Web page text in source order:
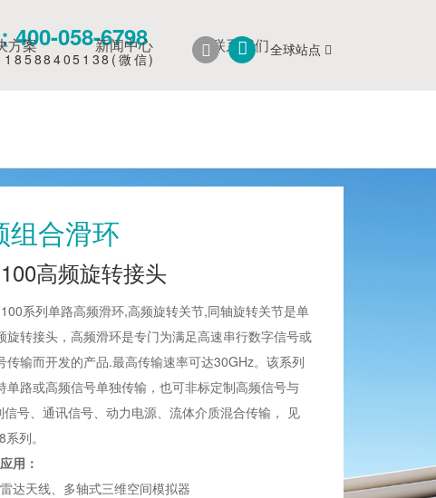
方案 新闻中心 联系我们
400-058-6798
18588405138(微信)
全球站点
组合滑环
高频旋转接头
系列单路高频滑环,高频旋转关节,同轴旋转关节是单
旋转接头，高频滑环是专门为满足高速串行数字信号或
传输而开发的产品.最高传输速率可达30GHz。该系列
单路或高频信号单独传输，也可非标定制高频信号与
信号、通讯信号、动力电源、流体介质混合传输， 见
列。
用：
达天线、多轴式三维空间模拟器